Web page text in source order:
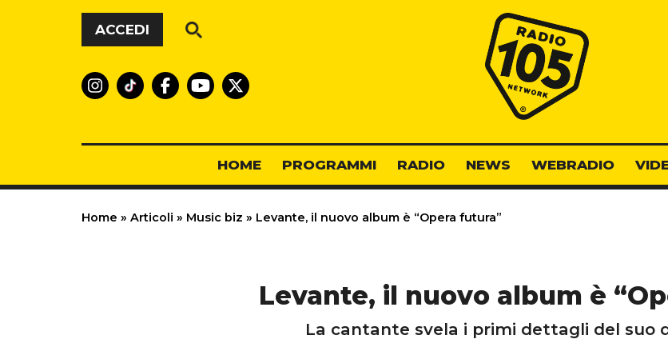
Vai al contenuto
ACCEDI
Radio 105
HOME PROGRAMMI RADIO NEWS WEBRADIO
Home » Articoli » Music biz » Levante, il nuovo album è “Opera futura”
Levante, il nuovo album è
La cantante svela i primi dettagli del suo